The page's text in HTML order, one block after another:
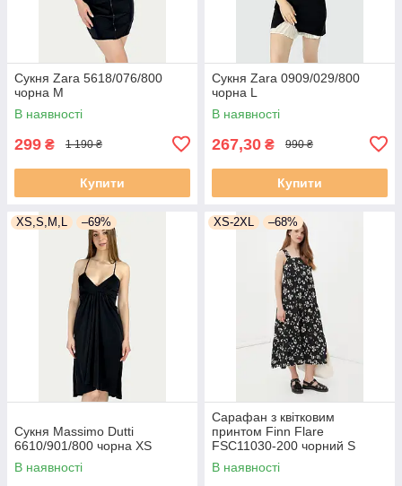
Сукня Zara 5618/076/800
чорна M
В наявності
299 ₴ 1 190 ₴
Купити
Сукня Zara 0909/029/800
чорна L
В наявності
267,30 ₴ 990 ₴
Купити
XS,S,M,L –69%
Сукня Massimo Dutti
6610/901/800 чорна XS
В наявності
XS-2XL –68%
Сарафан з квітковим
принтом Finn Flare
FSC11030-200 чорний S
В наявності